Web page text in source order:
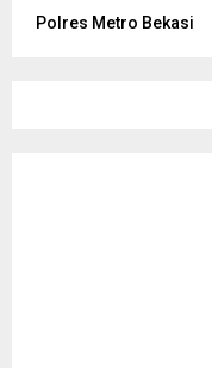
Polres Metro Bekasi